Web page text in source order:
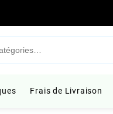
Frais de Livraison